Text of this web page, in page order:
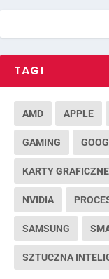
TAGI
AMD APPLE
GAMING
KARTY GRAFICZNE
NVIDIA
SAMSUNG
SZTUCZNA